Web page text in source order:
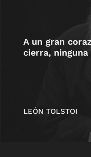
A un gran
cierra,
LEÓN TOLSTOI